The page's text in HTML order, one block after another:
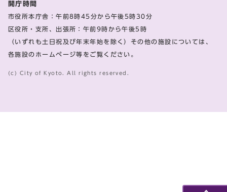
開庁時間
市役所本庁舎：午前8時45分から午後5時30分
区役所・支所、出張所：午前9時から午後5時
（いずれも土日祝及び年末年始を除く）その他の施設については、
各施設のホームページ等をご覧ください。
(c) City of Kyoto. All rights reserved.